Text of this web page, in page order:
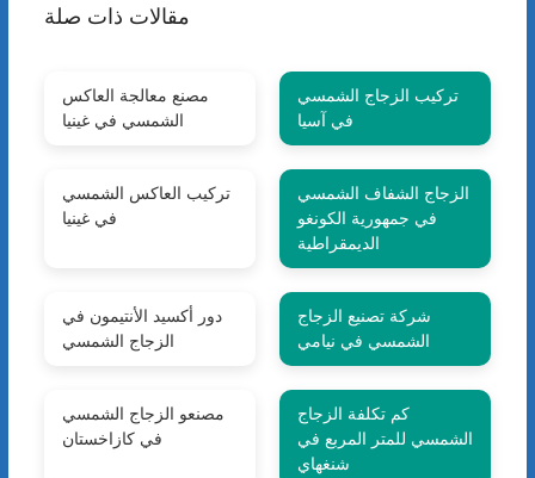
مقالات ذات صلة
مصنع معالجة العاكس
الشمسي في غينيا
تركيب الزجاج الشمسي
في آسيا
تركيب العاكس الشمسي
في غينيا
الزجاج الشفاف الشمسي
في جمهورية الكونغو
الديمقراطية
دور أكسيد الأنتيمون في
الزجاج الشمسي
شركة تصنيع الزجاج
الشمسي في نيامي
مصنعو الزجاج الشمسي
في كازاخستان
كم تكلفة الزجاج
الشمسي للمتر المربع في
شنغهاي